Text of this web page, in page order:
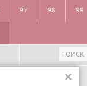
'97 '98 '99
×